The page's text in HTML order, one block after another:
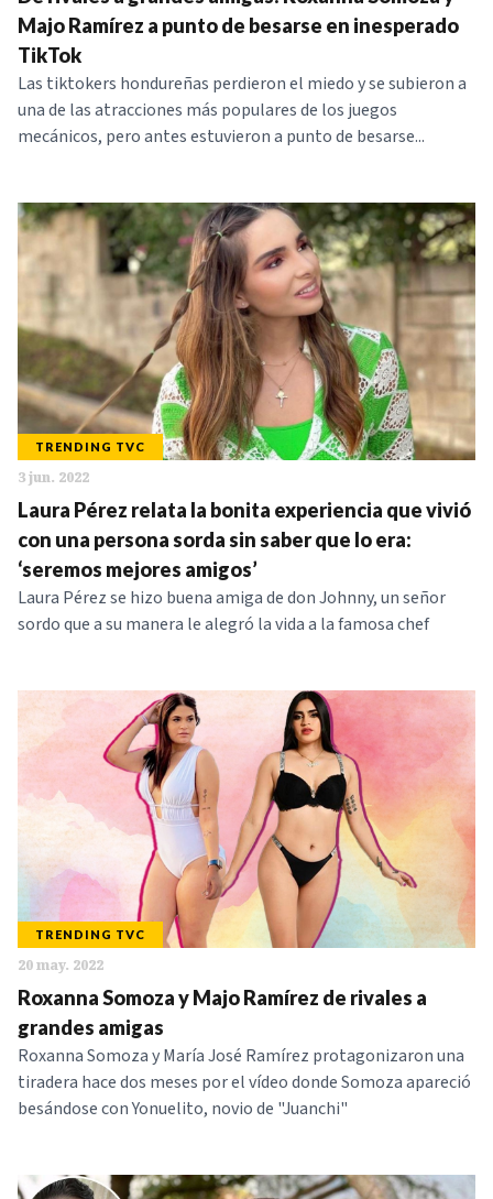
NOTICIAS
SERIES
Majo Ramírez a punto de besarse en inesperado
TikTok
Las tiktokers hondureñas perdieron el miedo y se subieron a
una de las atracciones más populares de los juegos
mecánicos, pero antes estuvieron a punto de besarse...
TRENDING TVC
3 jun. 2022
Laura Pérez relata la bonita experiencia que vivió
con una persona sorda sin saber que lo era:
‘seremos mejores amigos’
Laura Pérez se hizo buena amiga de don Johnny, un señor
sordo que a su manera le alegró la vida a la famosa chef
TRENDING TVC
20 may. 2022
Roxanna Somoza y Majo Ramírez de rivales a
grandes amigas
Roxanna Somoza y María José Ramírez protagonizaron una
tiradera hace dos meses por el vídeo donde Somoza apareció
besándose con Yonuelito, novio de "Juanchi"